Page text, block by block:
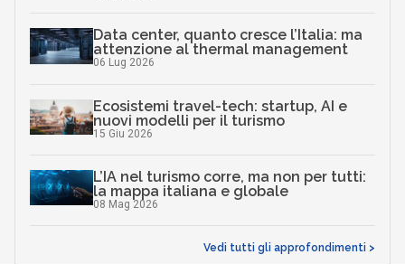
Data center, quanto cresce l’Italia: ma
attenzione al thermal management
06 Lug 2026
Ecosistemi travel-tech: startup, AI e
nuovi modelli per il turismo
15 Giu 2026
L’IA nel turismo corre, ma non per tutti:
la mappa italiana e globale
08 Mag 2026
Vedi tutti gli approfondimenti >